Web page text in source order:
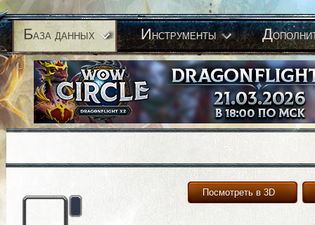
База данных Инструменты Д
Посмотреть в 3D